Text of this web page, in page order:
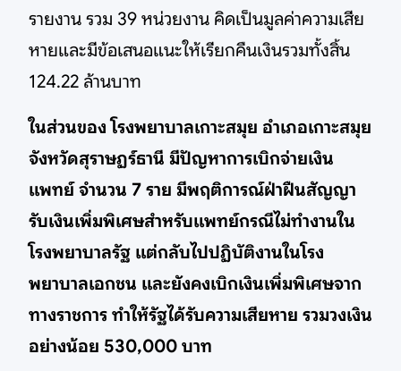
รายงาน รวม 39 หน่วยงาน คิดเป็นมูลค่าความเสีย
หายและมีข้อเสนอแนะให้เรียกคืนเงินรวมทั้งสิ้น
124.22 ล้านบาท
ในส่วนของ โรงพยาบาลเกาะสมุย อำเภอเกาะสมุย
จังหวัดสุราษฏร์ธานี มีปัญหาการเบิกจ่ายเงิน
แพทย์ จำนวน 7 ราย มีพฤติการณ์ฝ่าฝืนสัญญา
รับเงินเพิ่มพิเศษสำหรับแพทย์กรณีไม่ทำงานใน
โรงพยาบาลรัฐ แต่กลับไปปฏิบัติงานในโรง
พยาบาลเอกชน และยังคงเบิกเงินเพิ่มพิเศษจาก
ทางราชการ ทำให้รัฐได้รับความเสียหาย รวมวงเงิน
อย่างน้อย 530,000 บาท